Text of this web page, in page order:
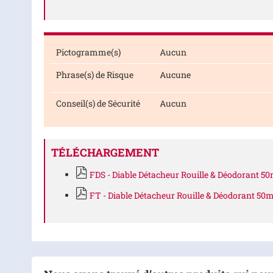
Pictogramme(s)
Aucun
Phrase(s) de Risque
Aucune
Conseil(s) de Sécurité Aucun
TÉLÉCHARGEMENT
FDS - Diable Détacheur Rouille & Déodorant
FT - Diable Détacheur Rouille & Déodorant